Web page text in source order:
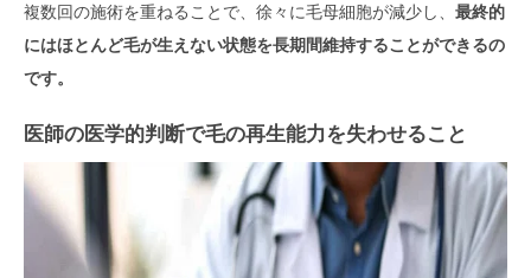
複数回の施術を重ねることで、徐々に毛母細胞が減少し、 最終的
にはほとんど毛が生えない状態を長期間維持することができるの
です。
医師の医学的判断で毛の再生能力を失わせること